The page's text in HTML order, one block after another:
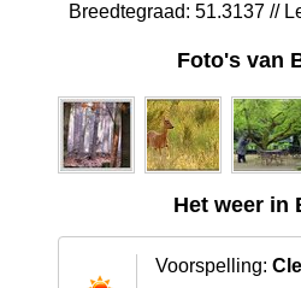
Breedtegraad: 51.3137 //
Foto's van
Het weer in
Voorspelling: